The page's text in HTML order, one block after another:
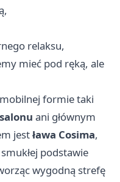
relaksu,
mieć pod ręką, ale
formie taki
ani głównym
jestława Cosima,
podstawie
wygodną strefę